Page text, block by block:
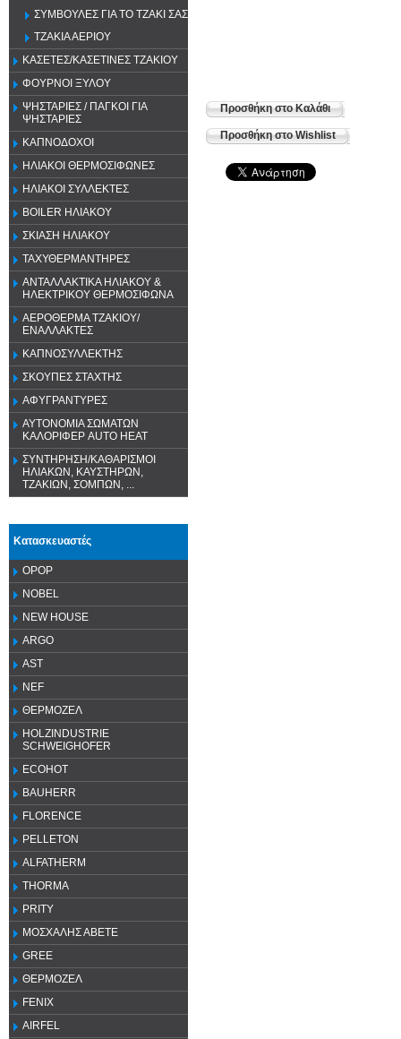
ΣΥΜΒΟΥΛΕΣ ΓΙΑ ΤΟ ΤΖΑΚΙ ΣΑΣ
ΤΖΑΚΙΑ ΑΕΡΙΟΥ
ΚΑΣΕΤΕΣ/ΚΑΣΕΤΙΝΕΣ ΤΖΑΚΙΟΥ
ΦΟΥΡΝΟΙ ΞΥΛΟΥ
ΨΗΣΤΑΡΙΕΣ / ΠΑΓΚΟΙ ΓΙΑ
ΨΗΣΤΑΡΙΕΣ
ΚΑΠΝΟΔΟΧΟΙ
ΗΛΙΑΚΟΙ ΘΕΡΜΟΣΙΦΩΝΕΣ
ΗΛΙΑΚΟΙ ΣΥΛΛΕΚΤΕΣ
BOILER ΗΛΙΑΚΟΥ
ΣΚΙΑΣΗ ΗΛΙΑΚΟΥ
ΤΑΧΥΘΕΡΜΑΝΤΗΡΕΣ
ΑΝΤΑΛΛΑΚΤΙΚΑ ΗΛΙΑΚΟΥ &
ΗΛΕΚΤΡΙΚΟΥ ΘΕΡΜΟΣΙΦΩΝΑ
ΑΕΡΟΘΕΡΜΑ ΤΖΑΚΙΟΥ/
ΕΝΑΛΛΑΚΤΕΣ
ΚΑΠΝΟΣΥΛΛΕΚΤΗΣ
ΣΚΟΥΠΕΣ ΣΤΑΧΤΗΣ
ΑΦΥΓΡΑΝΤΥΡΕΣ
ΑΥΤΟΝΟΜΙΑ ΣΩΜΑΤΩΝ
ΚΑΛΟΡΙΦΕΡ AUTO HEAT
ΣΥΝΤΗΡΗΣΗ/ΚΑΘΑΡΙΣΜΟΙ
ΗΛΙΑΚΩΝ, ΚΑΥΣΤΗΡΩΝ,
ΤΖΑΚΙΩΝ, ΣΟΜΠΩΝ, ...
Κατασκευαστές
OPOP
NOBEL
NEW HOUSE
ARGO
AST
NEF
ΘΕΡΜΟΖΕΛ
HOLZINDUSTRIE
SCHWEIGHOFER
ECOHOT
BAUHERR
FLORENCE
PELLETON
ALFATHERM
THORMA
PRITY
ΜΟΣΧΑΛΗΣ ΑΒΕΤΕ
GREE
ΘΕΡΜΟΖΕΛ
FENIX
AIRFEL
Προσθήκη στο Καλάθι
Προσθήκη στο Wishlist